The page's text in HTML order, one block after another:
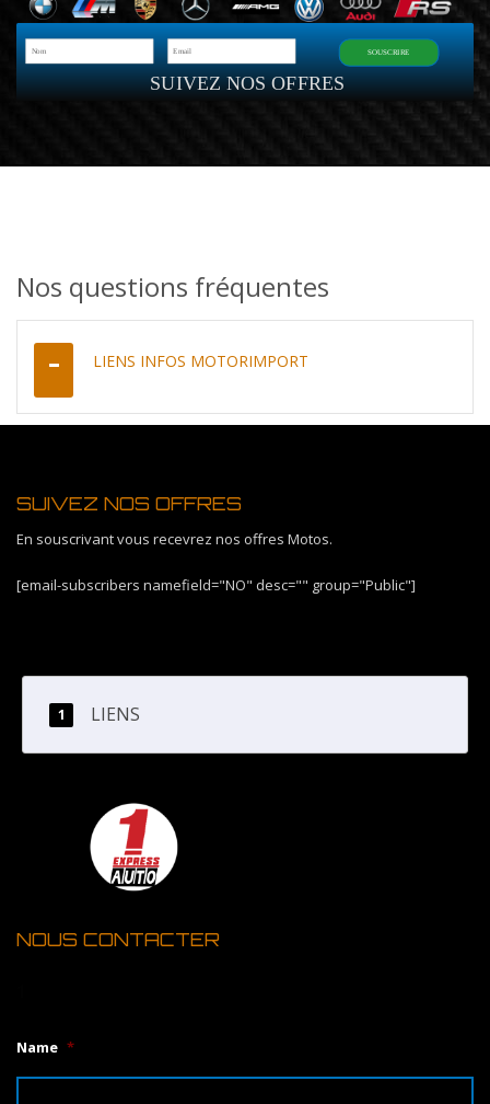
SUIVEZ NOS OFFRES
SOUSCRIRE
Nos questions fréquentes
LIENS INFOS MOTORIMPORT
SUIVEZ NOS OFFRES
En souscrivant vous recevrez nos offres Motos.
[email-subscribers namefield="NO" desc="" group="Public"]
LIENS
NOUS CONTACTER
Name *